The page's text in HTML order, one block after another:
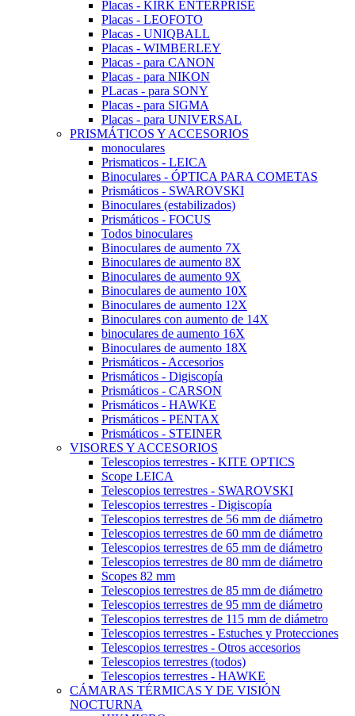
Placas - KIRK ENTERPRISE
Placas - LEOFOTO
Placas - UNIQBALL
Placas - WIMBERLEY
Placas - para CANON
Placas - para NIKON
PLacas - para SONY
Placas - para SIGMA
Placas - para UNIVERSAL
PRISMÁTICOS Y ACCESORIOS
monoculares
Prismaticos - LEICA
Binoculares - ÓPTICA PARA COMETAS
Prismáticos - SWAROVSKI
Binoculares (estabilizados)
Prismáticos - FOCUS
Todos binoculares
Binoculares de aumento 7X
Binoculares de aumento 8X
Binoculares de aumento 9X
Binoculares de aumento 10X
Binoculares de aumento 12X
Binoculares con aumento de 14X
binoculares de aumento 16X
Binoculares de aumento 18X
Prismáticos - Accesorios
Prismáticos - Digiscopía
Prismáticos - CARSON
Prismáticos - HAWKE
Prismáticos - PENTAX
Prismáticos - STEINER
VISORES Y ACCESORIOS
Telescopios terrestres - KITE OPTICS
Scope LEICA
Telescopios terrestres - SWAROVSKI
Telescopios terrestres - Digiscopía
Telescopios terrestres de 56 mm de diámetro
Telescopios terrestres de 60 mm de diámetro
Telescopios terrestres de 65 mm de diámetro
Telescopios terrestres de 80 mm de diámetro
Scopes 82 mm
Telescopios terrestres de 85 mm de diámetro
Telescopios terrestres de 95 mm de diámetro
Telescopios terrestres de 115 mm de diámetro
Telescopios terrestres - Estuches y Protecciones
Telescopios terrestres - Otros accesorios
Telescopios terrestres (todos)
Telescopios terrestres - HAWKE
CÁMARAS TÉRMICAS Y DE VISIÓN
NOCTURNA